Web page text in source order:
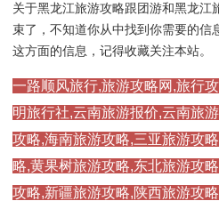
关于黑龙江旅游攻略跟团游和黑龙江
束了，不知道你从中找到你需要的信
这方面的信息，记得收藏关注本站。
一路顺风旅行,旅游攻略网,旅行
明旅行社,云南旅游报价,云南旅
攻略,海南旅游攻略,三亚旅游攻
略,黄果树旅游攻略,东北旅游攻
攻略,新疆旅游攻略,陕西旅游攻